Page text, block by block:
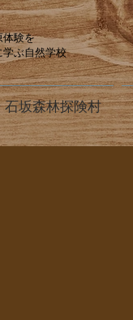
体験を
ぶ自然学校
石坂森林探険村